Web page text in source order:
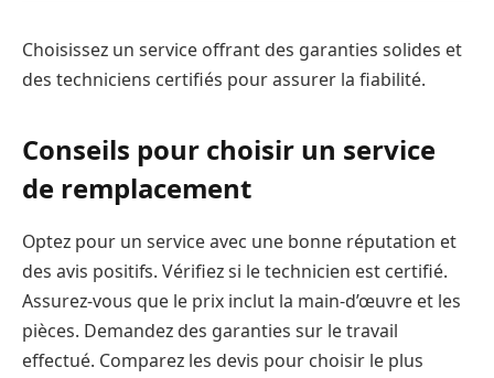
Choisissez un service offrant des garanties solides et
des techniciens certifiés pour assurer la fiabilité.
Conseils pour choisir un service
de remplacement
Optez pour un service avec une bonne réputation et
des avis positifs. Vérifiez si le technicien est certifié.
Assurez-vous que le prix inclut la main-d’œuvre et les
pièces. Demandez des garanties sur le travail
effectué. Comparez les devis pour choisir le plus